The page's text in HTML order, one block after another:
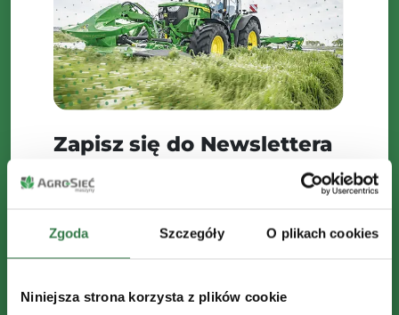
Zgoda Szczegóły O plikach cookies
Niniejsza strona korzysta z plików cookie
Zapisz się do Newslettera
Nie przegap żadnych okazji!
Bądź na bieżąco z nowościami.
Administratorem Twoich danych